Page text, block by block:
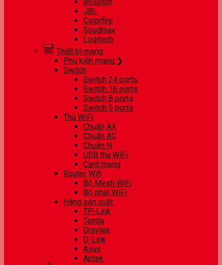
JBL
Colorfire
Soudmax
Logitech
Thiết bị mạng
Phụ kiện mạng ❯
Switch
Switch 24 ports
Switch 16 ports
Switch 8 ports
Switch 5 ports
Thu WiFi
Chuẩn AX
Chuẩn AC
Chuẩn N
USB thu WiFi
Card mạng
Router Wifi
Bộ Mesh WiFi
Bộ phát WiFi
Hãng sản xuất
TP-Link
Tenda
Draytek
D-Link
Asus
Aptek